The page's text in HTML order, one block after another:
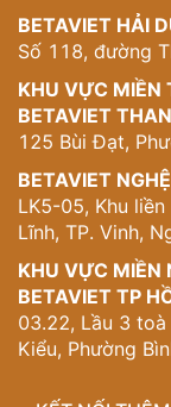
BETAVIET HẢI
Số 118, đường
KHU VỰC MIỀN
BETAVIET
125 Bùi Đạt,
BETAVIET
LK5-05, Khu
Lĩnh, TP. Vinh,
KHU VỰC MIỀN
BETAVIET TP
03.22, Lầu 3 toà
Kiểu, Phường